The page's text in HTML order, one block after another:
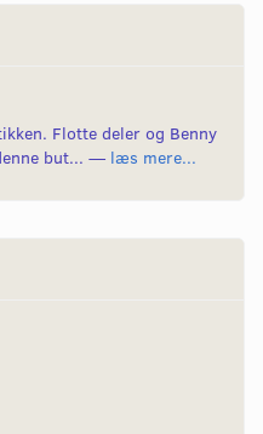
Flotte deler og Benny
but... — læs mere...